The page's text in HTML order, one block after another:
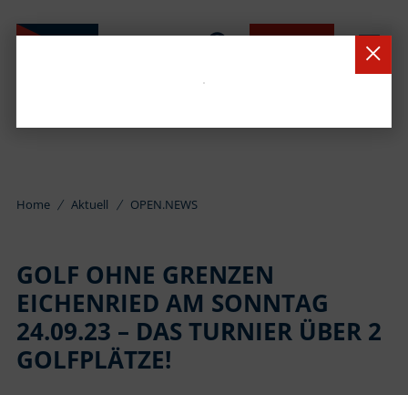
Home Aktuell OPEN.NEWS
GOLF OHNE GRENZEN
EICHENRIED AM SONNTAG
24.09.23 – DAS TURNIER ÜBER 2
GOLFPLÄTZE!